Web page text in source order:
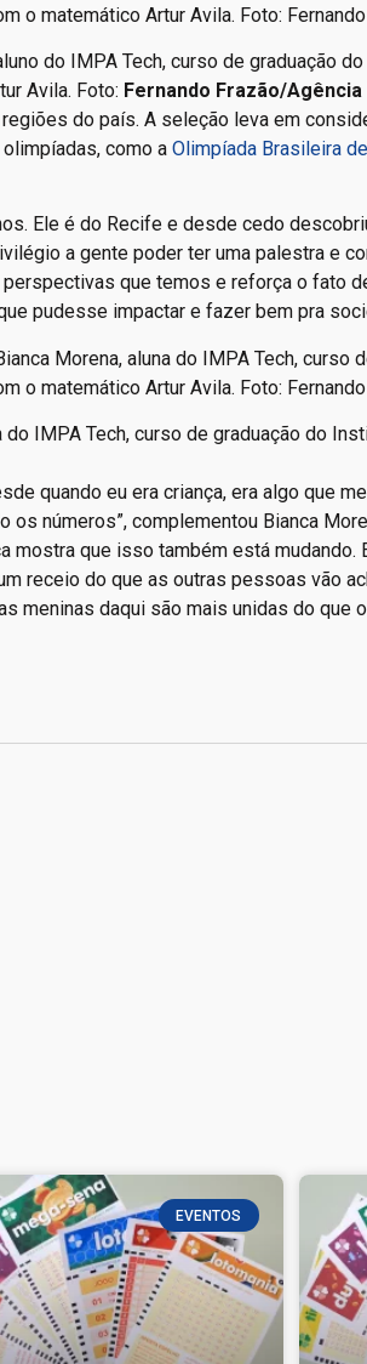
do IMPA Tech, curso de graduação
Avila. Foto: Fernando Frazão/Agência
do país. A seleção leva em
como a Olimpíada Brasileira
Ele é do Recife e desde cedo
a gente poder ter uma palestra e
que temos e reforça o fato
pudesse impactar e fazer bem pra
IMPA Tech, curso de graduação do
quando eu era criança, era algo que
números”, complementou Bianca
mostra que isso também está mudando.
receio do que as outras pessoas vão
meninas daqui são mais unidas do que
EVENTOS